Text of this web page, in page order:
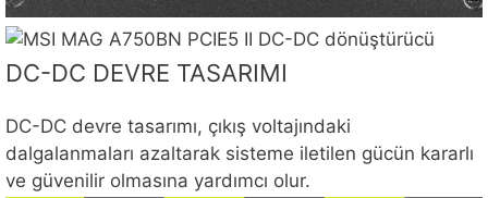
DC-DC DEVRE TASARIMI
DC-DC devre tasarımı, çıkış voltajındaki
dalgalanmaları azaltarak sisteme iletilen gücün kararlı
ve güvenilir olmasına yardımcı olur.